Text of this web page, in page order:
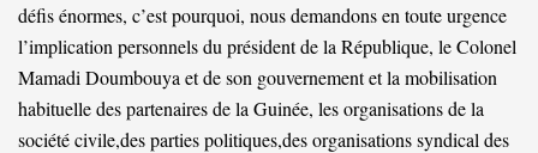
défis énormes, c’est pourquoi, nous demandons en toute urgence
l’implication personnels du président de la République, le Colonel
Mamadi Doumbouya et de son gouvernement et la mobilisation
habituelle des partenaires de la Guinée, les organisations de la
société civile,des parties politiques,des organisations syndical des